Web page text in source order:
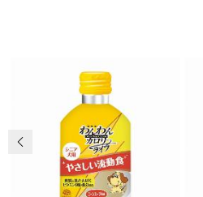
前の画像